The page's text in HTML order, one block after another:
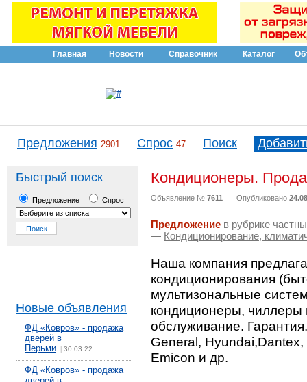
Главная Новости Справочник Каталог
Предложения 2901 Спрос 47 Поиск
Быстрый поиск
Предложение Спрос
Новые объявления
ФД «Ковров» - продажа
дверей в
Перьми
30.03.22
ФД «Ковров» - продажа
Кондиционеры.
Объявление № 7611 Опубликовано
Предложение в рубрике
— Кондиционирование,
Наша компания
кондиционирования
мультизональные
кондиционеры,
обслуживание.
General,
Emicon и др.